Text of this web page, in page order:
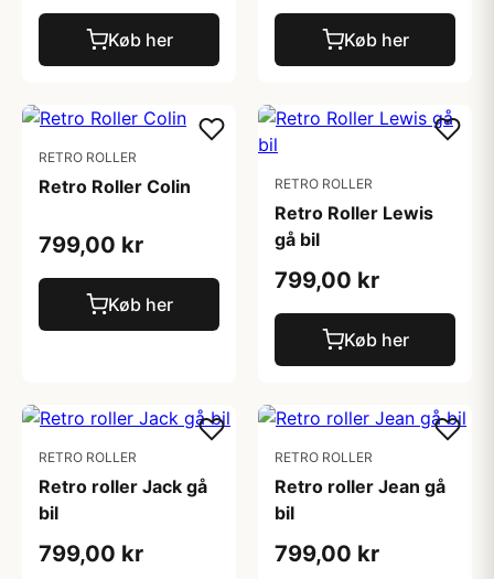
Køb her Køb her
RETRO ROLLER
Retro Roller Colin
799,00 kr
Køb her
RETRO ROLLER
Retro Roller Lewis
gå bil
799,00 kr
Køb her
RETRO ROLLER
Retro roller Jack gå
bil
799,00 kr
RETRO ROLLER
Retro roller Jean gå
bil
799,00 kr